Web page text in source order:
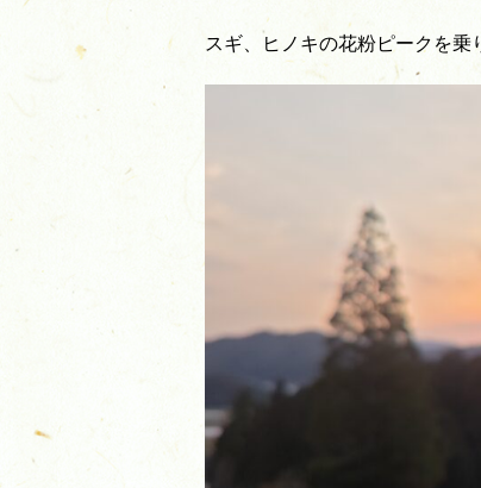
スギ、ヒノキの花粉ピークを乗